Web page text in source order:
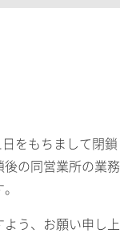
をもちまして閉鎖
の同営業所の業務
う、お願い申し上